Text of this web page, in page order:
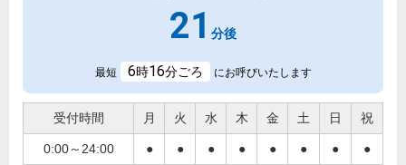
21 分後
最短 6時16分ごろ にお呼びいたします
受付時間 月 火 水 木 金 土 日 祝
0:00～24:00 ● ● ● ● ● ● ● ●